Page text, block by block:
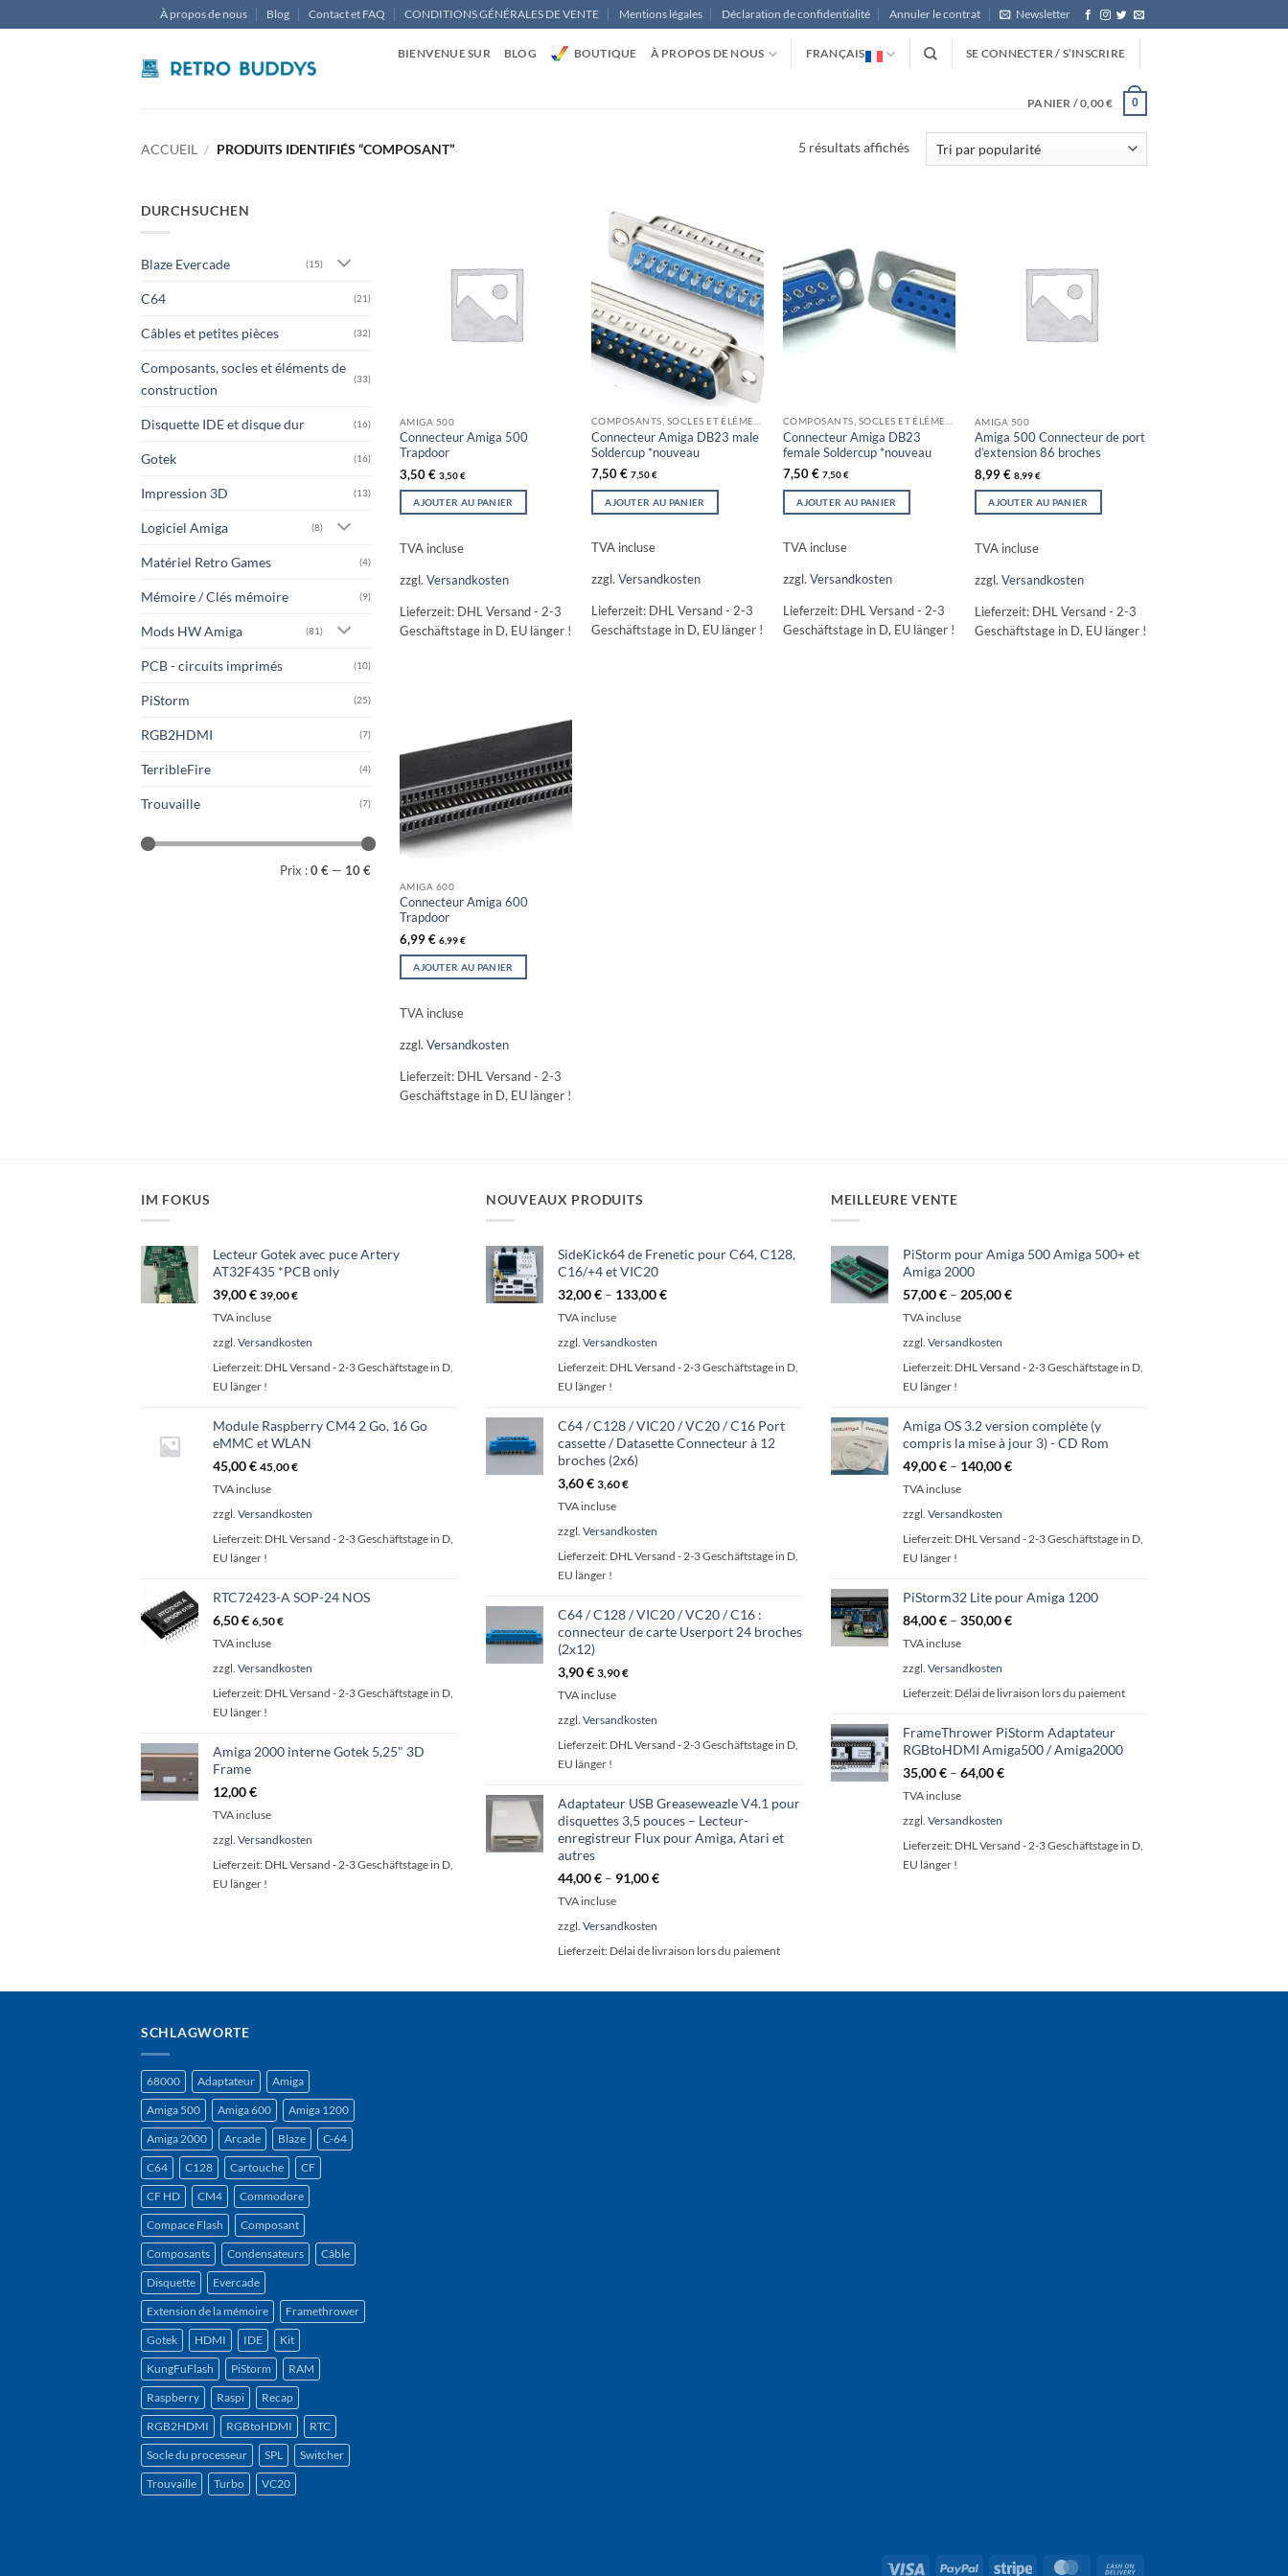
au
À propos de nous Blog Contact et FAQ CONDITIONS GÉNÉRALES DE VENTE Mentions légales Déclaration de confidentialité Annuler le contrat Newsletter
BIENVENUE SUR BLOG BOUTIQUE À PROPOS DE NOUS FRANÇAIS SE CONNECTER / S’INSCRIRE
PANIER /0,00€ 0
ACCUEIL / PRODUITS IDENTIFIÉS “COMPOSANT” 5 résultats affichésTrié
par
DURCHSUCHEN
Blaze Evercade (15)
C64 (21)
Câbles et petites pièces (32)
Composants, socles et éléments de
construction
(33)
Disquette IDE et disque dur (16)
Gotek (16)
Impression 3D (13)
Logiciel Amiga (8)
Matériel Retro Games (4)
Mémoire / Clés mémoire (9)
Mods HW Amiga (81)
PCB - circuits imprimés (10)
PiStorm (25)
RGB2HDMI (7)
TerribleFire (4)
Trouvaille (7)
Prix : 0 € — 10 €
AMIGA 500
Connecteur Amiga 500
Trapdoor
3,50€ 3,50€
AJOUTER AU PANIER
TVA incluse
zzgl. Versandkosten
Lieferzeit: DHL Versand - 2-3
Geschäftstage in D, EU länger !
Connecteur Amiga DB23 male
Soldercup *nouveau
7,50€ 7,50€
AJOUTER AU PANIER
TVA incluse
zzgl. Versandkosten
Lieferzeit: DHL Versand - 2-3
Geschäftstage in D, EU länger !
Connecteur Amiga DB23
female Soldercup *nouveau
7,50€ 7,50€
AJOUTER AU PANIER
TVA incluse
zzgl. Versandkosten
Lieferzeit: DHL Versand - 2-3
Geschäftstage in D, EU länger !
AMIGA 500
Amiga 500 Connecteur de port
d’extension 86 broches
8,99€ 8,99€
AJOUTER AU PANIER
TVA incluse
zzgl. Versandkosten
Lieferzeit: DHL Versand - 2-3
Geschäftstage in D, EU länger !
AMIGA 600
Connecteur Amiga 600
Trapdoor
6,99€ 6,99€
AJOUTER AU PANIER
TVA incluse
zzgl. Versandkosten
Lieferzeit: DHL Versand - 2-3
Geschäftstage in D, EU länger !
IM FOKUS
Lecteur Gotek avec puce Artery
AT32F435 *PCB only
39,00€ 39,00€
TVA incluse
zzgl. Versandkosten
Lieferzeit: DHL Versand - 2-3 Geschäftstage in D,
EU länger !
Module Raspberry CM4 2 Go, 16 Go
eMMC et WLAN
45,00€ 45,00€
TVA incluse
zzgl. Versandkosten
Lieferzeit: DHL Versand - 2-3 Geschäftstage in D,
EU länger !
RTC72423-A SOP-24 NOS
6,50€ 6,50€
TVA incluse
zzgl. Versandkosten
Lieferzeit: DHL Versand - 2-3 Geschäftstage in D,
EU länger !
Amiga 2000 interne Gotek 5,25" 3D
Frame
12,00€
TVA incluse
zzgl. Versandkosten
Lieferzeit: DHL Versand - 2-3 Geschäftstage in D,
EU länger !
NOUVEAUX PRODUITS
SideKick64 de Frenetic pour C64, C128,
C16/+4 et VIC20
32,00€ – 133,00€
TVA incluse
zzgl. Versandkosten
Lieferzeit: DHL Versand - 2-3 Geschäftstage in D,
EU länger !
C64 / C128 / VIC20 / VC20 / C16 Port
cassette / Datasette Connecteur à 12
broches (2x6)
3,60€ 3,60€
TVA incluse
zzgl. Versandkosten
Lieferzeit: DHL Versand - 2-3 Geschäftstage in D,
EU länger !
C64 / C128 / VIC20 / VC20 / C16 :
connecteur de carte Userport 24 broches
(2x12)
3,90€ 3,90€
TVA incluse
zzgl. Versandkosten
Lieferzeit: DHL Versand - 2-3 Geschäftstage in D,
EU länger !
Adaptateur USB Greaseweazle V4.1 pour
disquettes 3,5 pouces – Lecteur-
enregistreur Flux pour Amiga, Atari et
autres
44,00€ – 91,00€
TVA incluse
zzgl. Versandkosten
Lieferzeit: Délai de livraison lors du paiement
MEILLEURE VENTE
PiStorm pour Amiga 500 Amiga 500+ et
Amiga 2000
57,00€ – 205,00€
TVA incluse
zzgl. Versandkosten
Lieferzeit: DHL Versand - 2-3 Geschäftstage in D,
EU länger !
Amiga OS 3.2 version complète (y
compris la mise à jour 3) - CD Rom
49,00€ – 140,00€
TVA incluse
zzgl. Versandkosten
Lieferzeit: DHL Versand - 2-3 Geschäftstage in D,
EU länger !
PiStorm32 Lite pour Amiga 1200
84,00€ – 350,00€
TVA incluse
zzgl. Versandkosten
Lieferzeit: Délai de livraison lors du paiement
FrameThrower PiStorm Adaptateur
RGBtoHDMI Amiga500 / Amiga2000
35,00€ – 64,00€
TVA incluse
zzgl. Versandkosten
Lieferzeit: DHL Versand - 2-3 Geschäftstage in D,
EU länger !
SCHLAGWORTE
68000 Adaptateur Amiga
Amiga 500 Amiga 600 Amiga 1200
Amiga 2000 Arcade Blaze C-64
C64 C128 Cartouche CF
CF HD CM4 Commodore
Compace Flash Composant
Composants Condensateurs Câble
Disquette Evercade
Extension de la mémoire Framethrower
Gotek HDMI IDE Kit
KungFuFlash PiStorm RAM
Raspberry Raspi Recap
RGB2HDMI RGBtoHDMI RTC
Socle du processeur SPL Switcher
Trouvaille Turbo VC20
Visa PayPal Rayure MasterCard